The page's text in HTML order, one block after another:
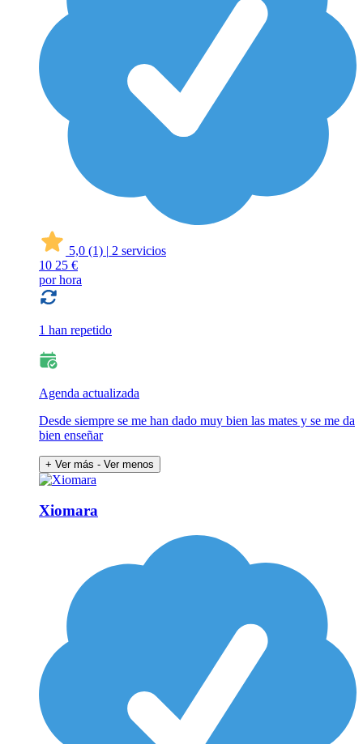
5,0 (1) | 2 servicios
10 25 €
por hora
1 han repetido
Agenda actualizada
Desde siempre se me han dado muy bien las mates y se me da
bien enseñar
+ Ver más - Ver menos
Xiomara